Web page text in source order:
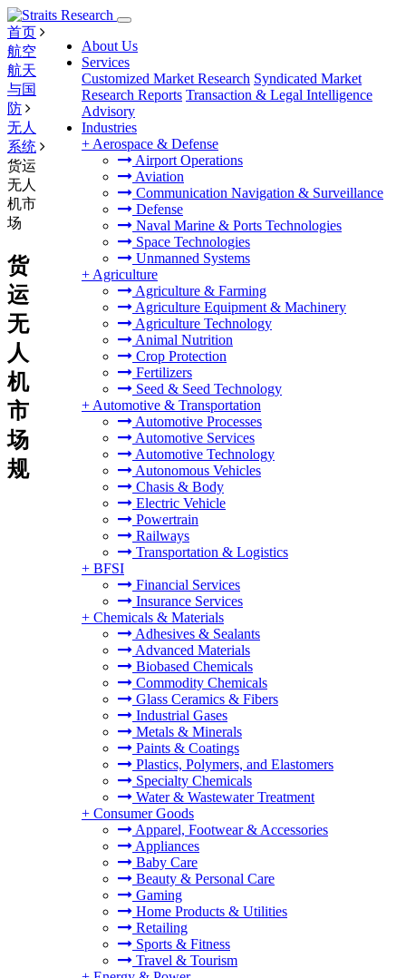
About Us
Services
Customized Market Research Syndicated Market
Research Reports Transaction & Legal Intelligence
Advisory
Industries
+ Aerospace & Defense
Airport Operations
Aviation
Communication Navigation & Surveillance
Defense
Naval Marine & Ports Technologies
Space Technologies
Unmanned Systems
+ Agriculture
Agriculture & Farming
Agriculture Equipment & Machinery
Agriculture Technology
Animal Nutrition
Crop Protection
Fertilizers
Seed & Seed Technology
+ Automotive & Transportation
Automotive Processes
Automotive Services
Automotive Technology
Autonomous Vehicles
Chasis & Body
Electric Vehicle
Powertrain
Railways
Transportation & Logistics
+ BFSI
Financial Services
Insurance Services
+ Chemicals & Materials
Adhesives & Sealants
Advanced Materials
Biobased Chemicals
Commodity Chemicals
Glass Ceramics & Fibers
Industrial Gases
Metals & Minerals
Paints & Coatings
Plastics, Polymers, and Elastomers
Specialty Chemicals
Water & Wastewater Treatment
+ Consumer Goods
Apparel, Footwear & Accessories
Appliances
Baby Care
Beauty & Personal Care
Gaming
Home Products & Utilities
Retailing
Sports & Fitness
Travel & Tourism
首页
航空
航天
与国
防
无人
系统
货运
无人
机市
场
货
运
无
人
机
市
场
规